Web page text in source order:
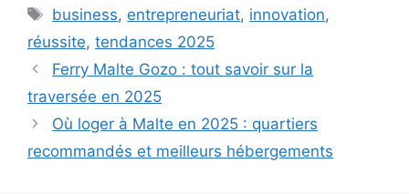
Étiquettes
business, entrepreneuriat, innovation,
réussite, tendances 2025
Ferry Malte Gozo : tout savoir sur la
traversée en 2025
Où loger à Malte en 2025 : quartiers
recommandés et meilleurs hébergements